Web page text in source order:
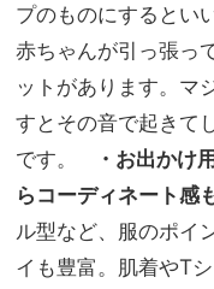
プのものにするとい
赤ちゃんが引っ張っ
ットがあります。マ
すとその音で起きて
です。
・お出かけ
らコーディネート感
ル型など、服のポイ
イも豊富。肌着やT